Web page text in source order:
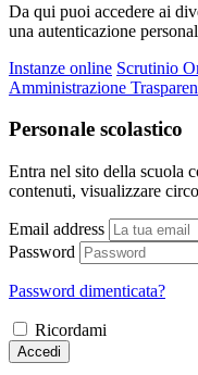
Da qui puoi accedere ai
una autenticazione
Instanze online Scrutinio
Amministrazione
Personale scolastico
Entra nel sito della scuola
contenuti, visualizzare
Email address
Password
Password dimenticata?
Ricordami
Accedi